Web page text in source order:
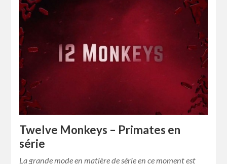
Twelve Monkeys – Primates en
série
La grande mode en matière de série en ce moment est